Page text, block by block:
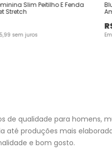
Slim Peitilho E Fenda
Stretch
,99 sem juros
qualidade para homens,
até produções mais
e bom gosto.